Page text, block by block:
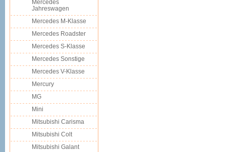
Mercedes
Jahreswagen
Mercedes M-Klasse
Mercedes Roadster
Mercedes S-Klasse
Mercedes Sonstige
Mercedes V-Klasse
Mercury
MG
Mini
Mitsubishi Carisma
Mitsubishi Colt
Mitsubishi Galant